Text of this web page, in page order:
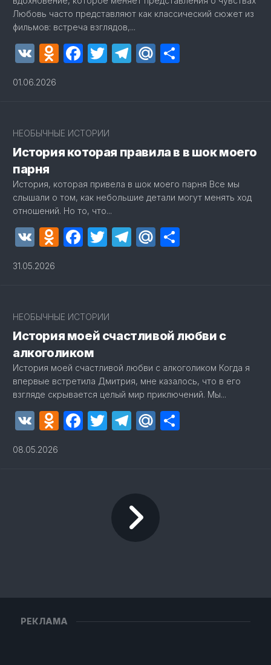
Любовь часто представляют как классический сюжет из
фильмов: встреча взглядов,...
VK Odnoklassniki
Facebook
Twitter
Telegram
Mail.Ru
01.06.2026
НЕОБЫЧНЫЕ ИСТОРИИ
История которая правила в в шок моего
парня
История, которая привела в шок моего парня Все мы
слышали о том, как небольшие детали могут менять ход
отношений. Но то, что...
VK Odnoklassniki
Facebook
Twitter
Telegram
Mail.Ru
31.05.2026
НЕОБЫЧНЫЕ ИСТОРИИ
История моей счастливой любви с
алкоголиком
История моей счастливой любви с алкоголиком Когда я
впервые встретила Дмитрия, мне казалось, что в его
взгляде скрывается целый мир приключений. Мы...
VK Odnoklassniki
Facebook
Twitter
Telegram
Mail.Ru
08.05.2026
РЕКЛАМА